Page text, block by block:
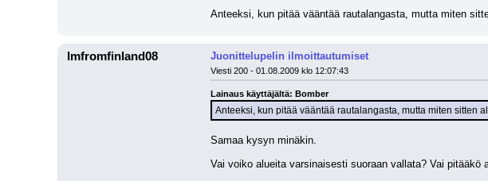
Anteeksi, kun pitää vääntää rautalangasta, mutta miten
Imfromfinland08 Juonittelupelin ilmoittautumiset
Viesti 200 - 01.08.2009 klo 12:07:43
Lainaus käyttäjältä: Bomber
Anteeksi, kun pitää vääntää rautalangasta, mutta miten sitten
Samaa kysyn minäkin.
Vai voiko alueita varsinaisesti suoraan vallata? Vai